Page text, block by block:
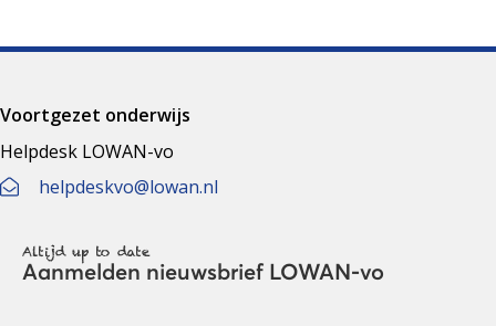
Voortgezet onderwijs
Helpdesk LOWAN-vo
helpdeskvo@lowan.nl
Altijd up to date
Aanmelden nieuwsbrief LOWAN-vo